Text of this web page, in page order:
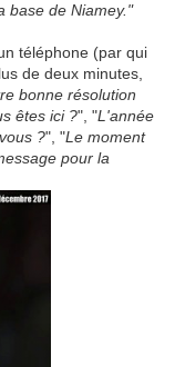
base de Niamey."
téléphone (par qui
de deux minutes,
bonne résolution
êtes ici ?", "L'année
?", "Le moment
pour la